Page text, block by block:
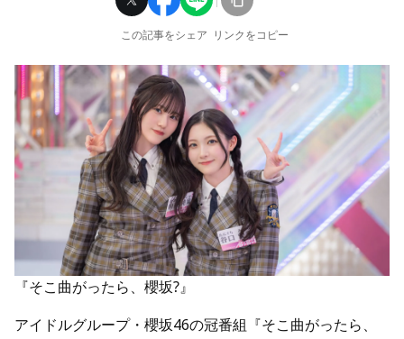
この記事をシェア リンクをコピー
『そこ曲がったら、櫻坂?』
アイドルグループ・櫻坂46の冠番組『そこ曲がったら、